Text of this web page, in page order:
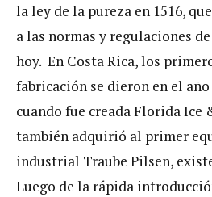
la ley de la pureza en 1516,
a las normas y regulaciones
hoy. En Costa Rica, los
fabricación se dieron en el año
cuando fue creada Florida Ice
también adquirió al primer
industrial Traube Pilsen,
Luego de la rápida